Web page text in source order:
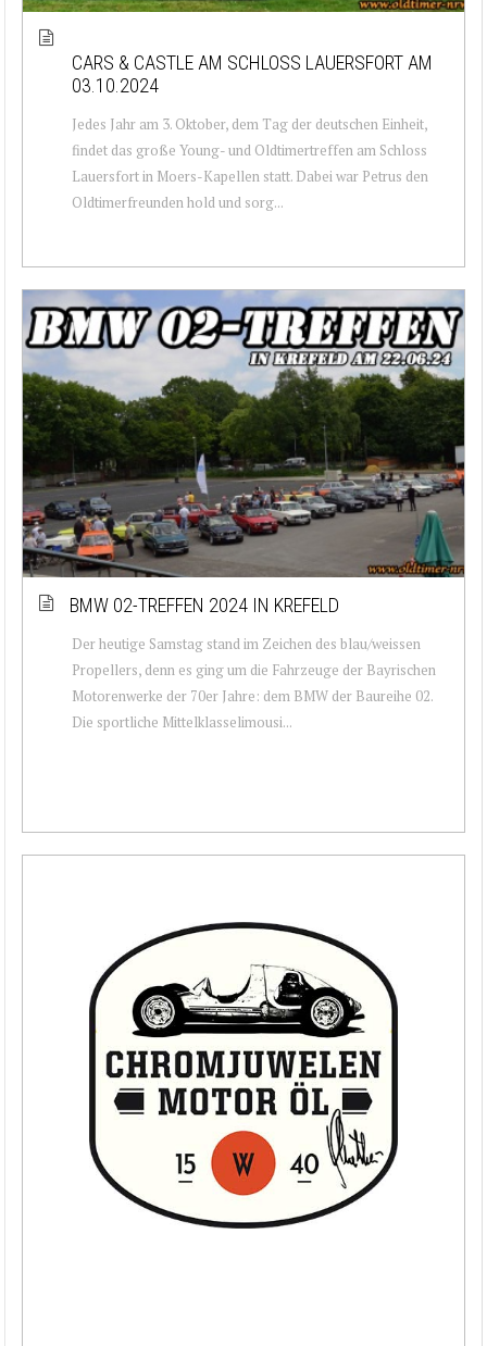
CARS & CASTLE AM SCHLOSS LAUERSFORT AM
03.10.2024
Jedes Jahr am 3. Oktober, dem Tag der deutschen Einheit,
findet das große Young- und Oldtimertreffen am Schloss
Lauersfort in Moers-Kapellen statt. Dabei war Petrus den
Oldtimerfreunden hold und sorg...
BMW 02-TREFFEN 2024 IN KREFELD
Der heutige Samstag stand im Zeichen des blau/weissen
Propellers, denn es ging um die Fahrzeuge der Bayrischen
Motorenwerke der 70er Jahre: dem BMW der Baureihe 02.
Die sportliche Mittelklasselimousi...